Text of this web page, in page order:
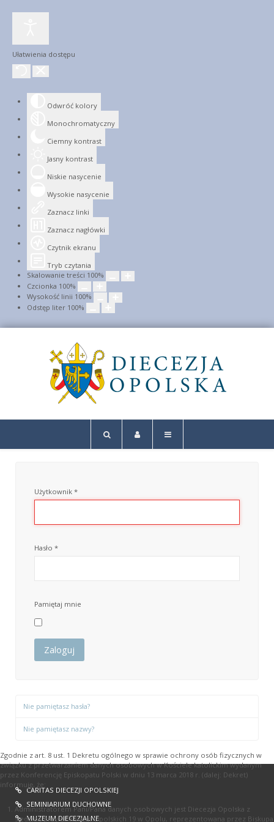
Ułatwienia dostępu
Odwróć kolory
Monochromatyczny
Ciemny kontrast
Jasny kontrast
Niskie nasycenie
Wysokie nasycenie
Zaznacz linki
Zaznacz nagłówki
Czytnik ekranu
Tryb czytania
Skalowanie treści 100%
Czcionka 100%
Wysokość linii 100%
Odstęp liter 100%
Użytkownik *
Hasło *
Pamiętaj mnie
Zaloguj
Nie pamiętasz hasła?
Nie pamiętasz nazwy?
CARITAS DIECEZJI OPOLSKIEJ
SEMINIARIUM DUCHOWNE
MUZEUM DIECEZJALNE
Zgodnie z art. 8 ust. 1 Dekretu ogólnego w sprawie ochrony osób fizycznych w
związku z przetwarzaniem danych osobowych w Kościele katolickim wydanym
przez Konferencję Episkopatu Polski w dniu 13 marca 2018 r. (dalej: Dekret)
informuję, że:
Administratorem Pani/Pana danych osobowych jest Diecezja Opolska z
siedzibą przy ul. Książąt Opolskich 19 w Opolu, reprezentowana przez Biskupa